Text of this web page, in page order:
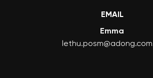
EMAIL
Emma